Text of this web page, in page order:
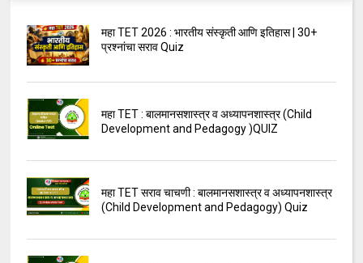
महा TET 2026 : भारतीय संस्कृती आणि इतिहास | 30+
प्रश्नांचा सराव Quiz
महा TET : बालमानसशास्त्र व अध्यापनशास्त्र (Child
Development and Pedagogy )QUIZ
महा TET सराव चाचणी : बालमानसशास्त्र व अध्यापनशास्त्र
(Child Development and Pedagogy) Quiz